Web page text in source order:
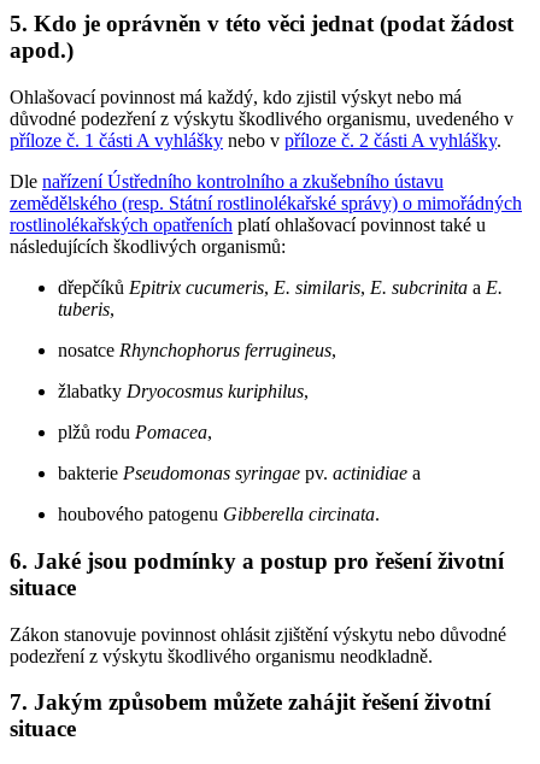
5. Kdo je oprávněn v této věci jednat (podat žádost
apod.)
Ohlašovací povinnost má každý, kdo zjistil výskyt nebo má
důvodné podezření z výskytu škodlivého organismu, uvedeného v
příloze č. 1 části A vyhlášky nebo v příloze č. 2 části A vyhlášky.
Dle nařízení Ústředního kontrolního a zkušebního ústavu
zemědělského (resp. Státní rostlinolékařské správy) o mimořádných
rostlinolékařských opatřeních platí ohlašovací povinnost také u
následujících škodlivých organismů:
dřepčíků Epitrix cucumeris, E. similaris, E. subcrinita a E.
tuberis,
nosatce Rhynchophorus ferrugineus,
žlabatky Dryocosmus kuriphilus,
plžů rodu Pomacea,
bakterie Pseudomonas syringae pv. actinidiae a
houbového patogenu Gibberella circinata.
6. Jaké jsou podmínky a postup pro řešení životní
situace
Zákon stanovuje povinnost ohlásit zjištění výskytu nebo důvodné
podezření z výskytu škodlivého organismu neodkladně.
7. Jakým způsobem můžete zahájit řešení životní
situace